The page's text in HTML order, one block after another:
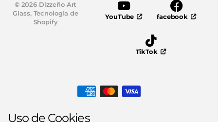
© 2026 Dizzeño Art
Glass, Tecnología de
Shopify
YouTube facebook
TikTok
Uso de Cookies